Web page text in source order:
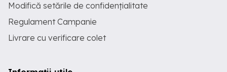
Modifică setările de confidențialitate
Regulament Campanie
Livrare cu verificare colet